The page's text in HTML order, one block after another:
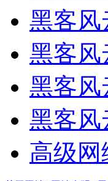
黑客风
黑客
黑客
黑客风
高级